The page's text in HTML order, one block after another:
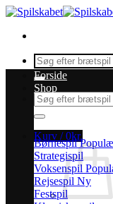
Fortsæt
indhold
Søg
efter:
Søg
efter:
Kurv /0kr.
Forside
Shop
Børnespil
Strategispil
Voksenspil
Rejsespil
Festspil